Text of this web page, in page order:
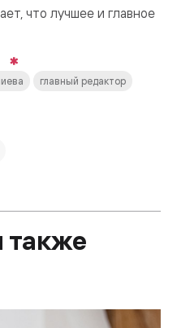
что лучшее и главное
главный редактор
также